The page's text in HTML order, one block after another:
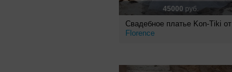
45000 руб.
Свадебное платье Kon-Tiki от
Florence